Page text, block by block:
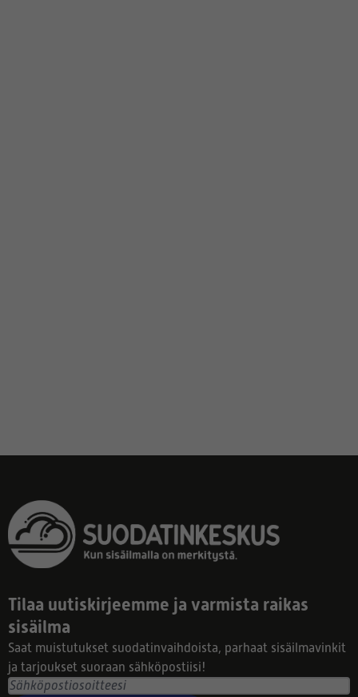
Tilaa uutiskirjeemme ja varmista raikas
sisäilma
Saat muistutukset suodatinvaihdoista, parhaat sisäilmavinkit
ja tarjoukset suoraan sähköpostiisi!